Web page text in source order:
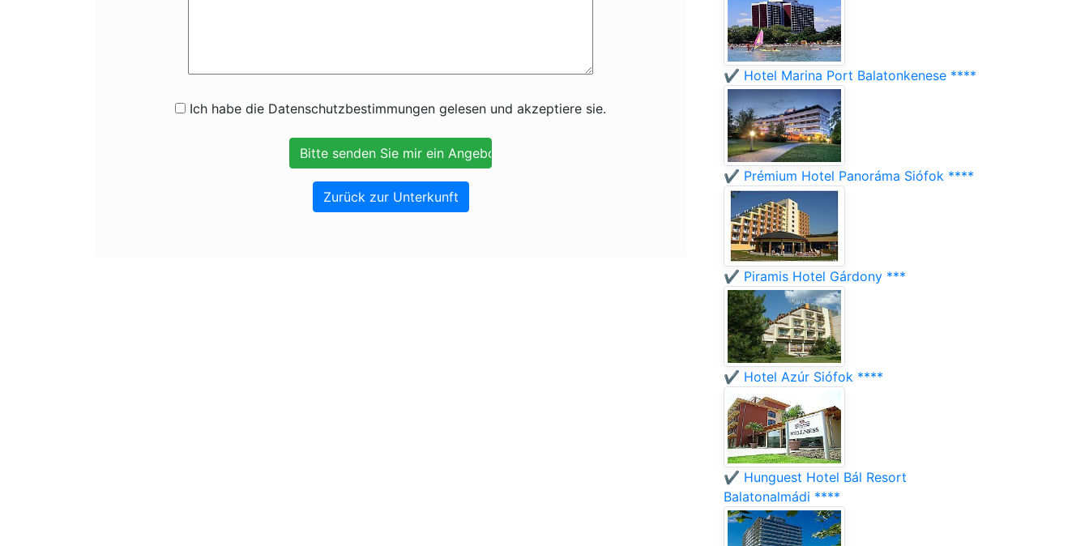
Ich habe die Datenschutzbestimmungen gelesen und akzeptiere sie.
Zurück zur Unterkunft
✔️ Hotel Marina Port Balatonkenese ****
✔️ Prémium Hotel Panoráma Siófok ****
✔️ Piramis Hotel Gárdony ***
✔️ Hotel Azúr Siófok ****
✔️ Hunguest Hotel Bál Resort
Balatonalmádi ****